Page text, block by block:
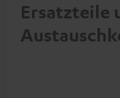
Ersatzteile